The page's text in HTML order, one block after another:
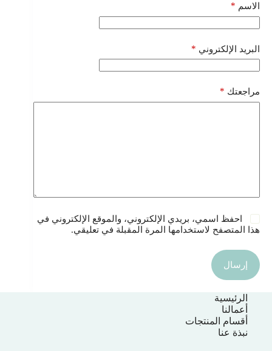
الاسم *
البريد الإلكتروني *
مراجعتك *
احفظ اسمي، بريدي الإلكتروني، والموقع الإلكتروني في
هذا المتصفح لاستخدامها المرة المقبلة في تعليقي.
إرسال
الرئيسية
أعمالنا
أقسام المنتجات
نبذة عنا